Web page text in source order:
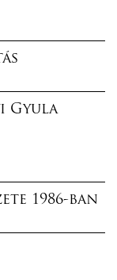
Gyula
1986-ban